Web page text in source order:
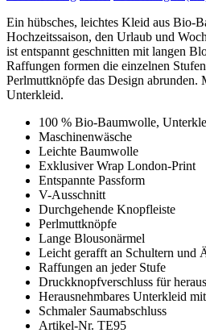
Ein hübsches, leichtes Kleid aus Bio-
Hochzeitssaison, den Urlaub und
ist entspannt geschnitten mit langen
Raffungen formen die einzelnen
Perlmuttknöpfe das Design abrunden.
Unterkleid.
100 % Bio-Baumwolle,
Maschinenwäsche
Leichte Baumwolle
Exklusiver Wrap London-Print
Entspannte Passform
V-Ausschnitt
Durchgehende Knopfleiste
Perlmuttknöpfe
Lange Blousonärmel
Leicht gerafft an Schultern und
Raffungen an jeder Stufe
Druckknopfverschluss für
Herausnehmbares Unterkleid
Schmaler Saumabschluss
Artikel-Nr. TE95